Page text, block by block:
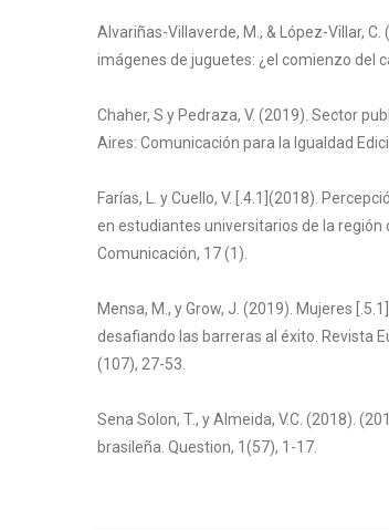
Alvariñas-Villaverde, M., & López-Villar,
imágenes de juguetes: ¿el comienzo del
Chaher, S y Pedraza, V. (2019). Sector
Aires: Comunicación para la Igualdad
Farías, L. y Cuello, V. [.4.1](2018).
en estudiantes universitarios de la región
Comunicación, 17 (1).
Mensa, M., y Grow, J. (2019). Mujeres
desafiando las barreras al éxito. Revista
(107), 27-53.
Sena Solon, T., y Almeida, V.C. (2018).
brasileña. Question, 1(57), 1-17.